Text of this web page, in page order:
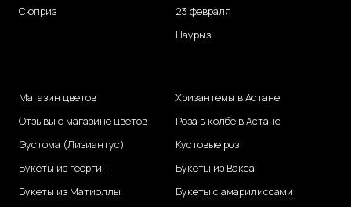
Сюприз
23 февраля
Наурыз
Магазин цветов
Отзывы о магазине цветов
Эустома (Лизиантус)
Букеты из георгин
Букеты из Матиоллы
Хризантемы в Астане
Роза в колбе в Астане
Кустовые роз
Букеты из Вакса
Букеты с амарилиссами